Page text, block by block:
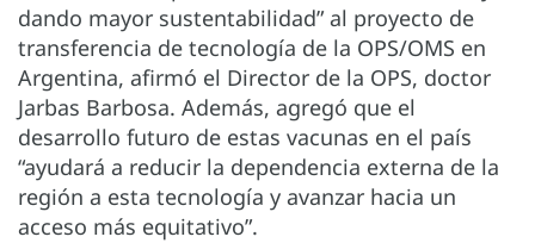
dando mayor sustentabilidad” al proyecto de
transferencia de tecnología de la OPS/OMS en
Argentina, afirmó el Director de la OPS, doctor
Jarbas Barbosa. Además, agregó que el
desarrollo futuro de estas vacunas en el país
“ayudará a reducir la dependencia externa de la
región a esta tecnología y avanzar hacia un
acceso más equitativo”.